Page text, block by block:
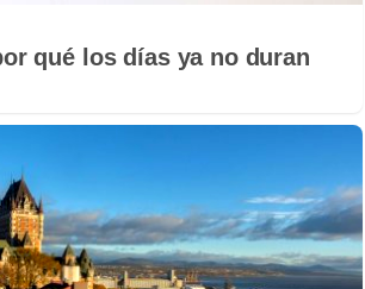
qué los días ya no duran